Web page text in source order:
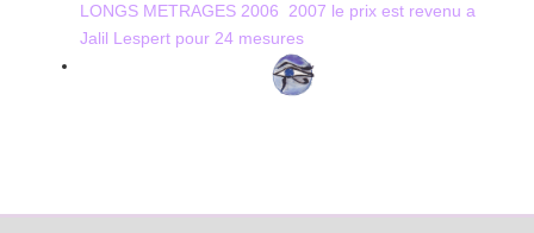
LONGS METRAGES 2006 2007 le prix est revenu a
Jalil Lespert pour 24 mesures